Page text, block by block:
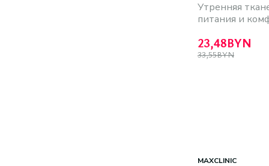
Утренняя
питания и
23,48BYN
33,55BYN
MAXCLINIC